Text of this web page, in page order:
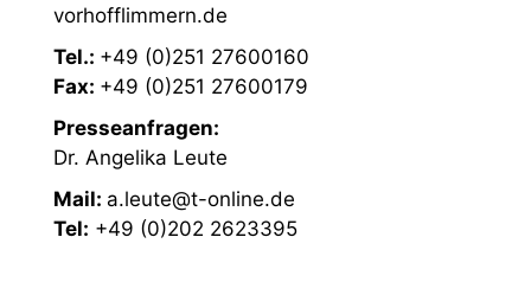
vorhofflimmern.de
Tel.: +49 (0)251 27600160
Fax: +49 (0)251 27600179
Presseanfragen:
Dr. Angelika Leute
Mail: a.leute@t-online.de
Tel: +49 (0)202 2623395